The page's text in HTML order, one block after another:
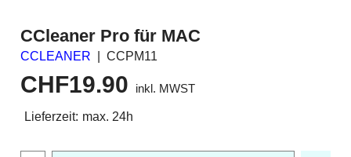
CCleaner Pro für MAC
CCLEANER CCPM11
CHF19.90 inkl. MWST
Lieferzeit: max. 24h